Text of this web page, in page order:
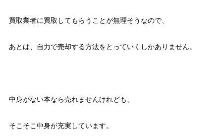
買取業者に買取してもらうことが無理そうなので、
あとは、自力で売却する方法をとっていくしかありません。
中身がない本なら売れませんけれども、
そこそこ中身が充実しています。